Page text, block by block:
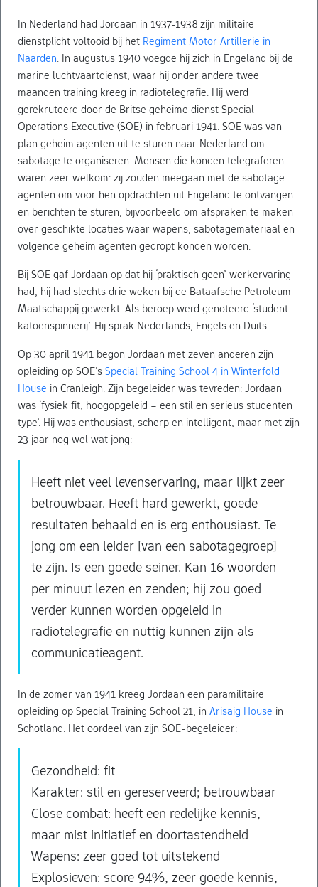
In Nederland had Jordaan in 1937-1938 zijn militaire
dienstplicht voltooid bij het Regiment Motor Artillerie in
Naarden. In augustus 1940 voegde hij zich in Engeland bij de
marine luchtvaartdienst, waar hij onder andere twee
maanden training kreeg in radiotelegrafie. Hij werd
gerekruteerd door de Britse geheime dienst Special
Operations Executive (SOE) in februari 1941. SOE was van
plan geheim agenten uit te sturen naar Nederland om
sabotage te organiseren. Mensen die konden telegraferen
waren zeer welkom: zij zouden meegaan met de sabotage-
agenten om voor hen opdrachten uit Engeland te ontvangen
en berichten te sturen, bijvoorbeeld om afspraken te maken
over geschikte locaties waar wapens, sabotagemateriaal en
volgende geheim agenten gedropt konden worden.
Bij SOE gaf Jordaan op dat hij ‘praktisch geen’ werkervaring
had, hij had slechts drie weken bij de Bataafsche Petroleum
Maatschappij gewerkt. Als beroep werd genoteerd ‘student
katoenspinnerij’. Hij sprak Nederlands, Engels en Duits.
Op 30 april 1941 begon Jordaan met zeven anderen zijn
opleiding op SOE’sSpecial Training School 4 in Winterfold
House in Cranleigh. Zijn begeleider was tevreden: Jordaan
was ‘fysiek fit, hoogopgeleid – een stil en serieus studenten
type’. Hij was enthousiast, scherp en intelligent, maar met zijn
23 jaar nog wel wat jong:
Heeft niet veel levenservaring, maar lijkt zeer
betrouwbaar. Heeft hard gewerkt, goede
resultaten behaald en is erg enthousiast. Te
jong om een leider [van een sabotagegroep]
te zijn. Is een goede seiner. Kan 16 woorden
per minuut lezen en zenden; hij zou goed
verder kunnen worden opgeleid in
radiotelegrafie en nuttig kunnen zijn als
communicatieagent.
In de zomer van 1941 kreeg Jordaan een paramilitaire
opleiding op Special Training School 21, in Arisaig House in
Schotland. Het oordeel van zijn SOE-begeleider:
Gezondheid: fit
Karakter: stil en gereserveerd; betrouwbaar
Close combat: heeft een redelijke kennis,
maar mist initiatief en doortastendheid
Wapens: zeer goed tot uitstekend
Explosieven: score 94%, zeer goede kennis,